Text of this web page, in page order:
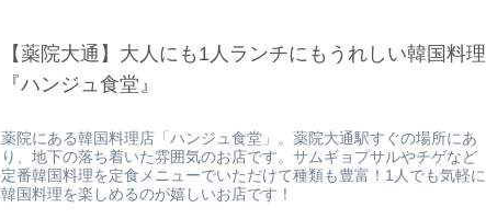
【薬院大通】大人にも1人ランチにもうれしい韓国料理
『ハンジュ食堂』
薬院にある韓国料理店「ハンジュ食堂」。薬院大通駅すぐの場所にあ
り、地下の落ち着いた雰囲気のお店です。サムギョプサルやチゲなど
定番韓国料理を定食メニューでいただけて種類も豊富！1人でも気軽に
韓国料理を楽しめるのが嬉しいお店です！